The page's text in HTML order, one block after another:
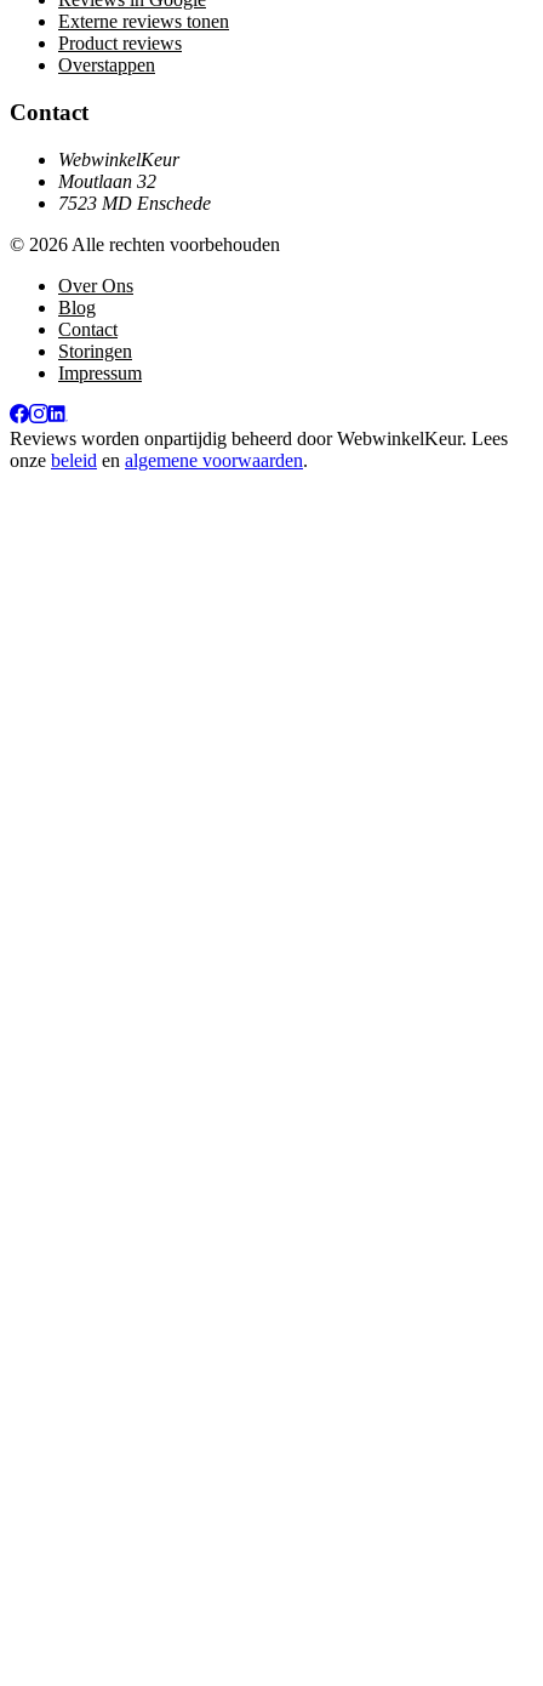
Externe reviews tonen
Product reviews
Overstappen
Contact
WebwinkelKeur
Moutlaan 32
7523 MD Enschede
© 2026 Alle rechten voorbehouden
Over Ons
Blog
Contact
Storingen
Impressum
Reviews worden onpartijdig beheerd doorWebwinkelKeur. Lees
onze beleid en algemene voorwaarden.